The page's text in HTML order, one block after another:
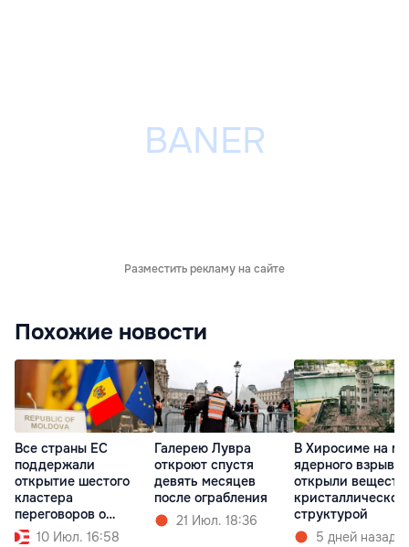
Разместить рекламу на сайте
Похожие новости
Все страны ЕС
поддержали
открытие шестого
кластера
переговоров о
вступлении Молдовы
10 Июл. 16:58
Галерею Лувра
откроют спустя
девять месяцев
после ограбления
21 Июл. 18:36
В Хиросиме на
ядерного взрыва
открыли
кристаллической
структурой
5 дней назад